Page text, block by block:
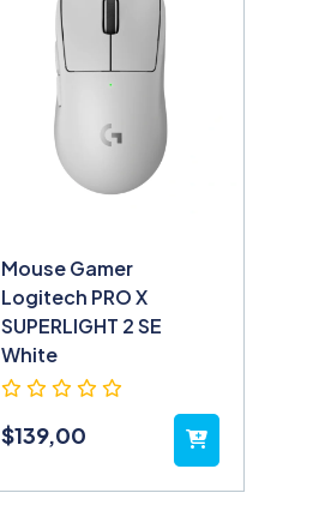
Mouse Gamer
Logitech PRO X
SUPERLIGHT 2 SE
White
$139,00